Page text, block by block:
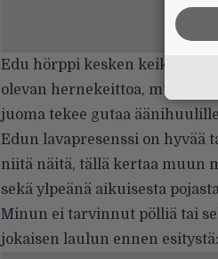
Edu hörppi kesken keikan
olevan hernekeittoa, mutta
juoma tekee gutaa
Edun lavapresenssi on hyvää
niitä näitä, tällä kertaa muun
sekä ylpeänä aikuisesta
Minun ei tarvinnut pölliä tai
jokaisen laulun ennen esitystä: